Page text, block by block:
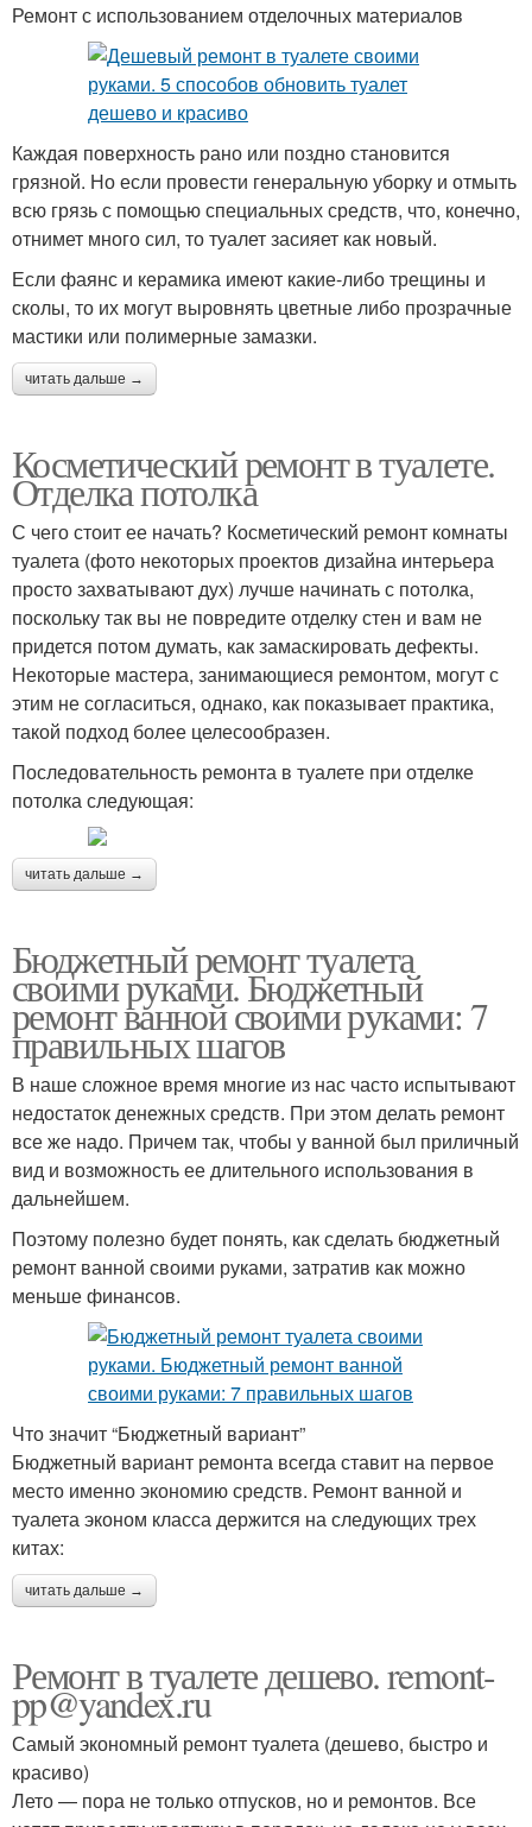
Ремонт с использованием отделочных материалов
Каждая поверхность рано или поздно становится
грязной. Но если провести генеральную уборку и отмыть
всю грязь с помощью специальных средств, что, конечно,
отнимет много сил, то туалет засияет как новый.
Если фаянс и керамика имеют какие-либо трещины и
сколы, то их могут выровнять цветные либо прозрачные
мастики или полимерные замазки.
читать дальше →
Косметический ремонт в туалете.
Отделка потолка
С чего стоит ее начать? Косметический ремонт комнаты
туалета (фото некоторых проектов дизайна интерьера
просто захватывают дух) лучше начинать с потолка,
поскольку так вы не повредите отделку стен и вам не
придется потом думать, как замаскировать дефекты.
Некоторые мастера, занимающиеся ремонтом, могут с
этим не согласиться, однако, как показывает практика,
такой подход более целесообразен.
Последовательность ремонта в туалете при отделке
потолка следующая:
читать дальше →
Бюджетный ремонт туалета
своими руками. Бюджетный
ремонт ванной своими руками: 7
правильных шагов
В наше сложное время многие из нас часто испытывают
недостаток денежных средств. При этом делать ремонт
все же надо. Причем так, чтобы у ванной был приличный
вид и возможность ее длительного использования в
дальнейшем.
Поэтому полезно будет понять, как сделать бюджетный
ремонт ванной своими руками, затратив как можно
меньше финансов.
Что значит “Бюджетный вариант”
Бюджетный вариант ремонта всегда ставит на первое
место именно экономию средств. Ремонт ванной и
туалета эконом класса держится на следующих трех
китах:
читать дальше →
Ремонт в туалете дешево. remont-
pp@yandex.ru
Самый экономный ремонт туалета (дешево, быстро и
красиво)
Лето — пора не только отпусков, но и ремонтов. Все